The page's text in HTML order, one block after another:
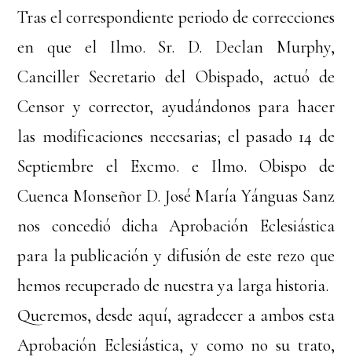
Tras el correspondiente periodo de correcciones
en que el Ilmo. Sr. D. Declan Murphy,
Canciller Secretario del Obispado, actuó de
Censor y corrector, ayudándonos para hacer
las modificaciones necesarias; el pasado 14 de
Septiembre el Excmo. e Ilmo. Obispo de
Cuenca Monseñor D. José María Yánguas Sanz
nos concedió dicha Aprobación Eclesiástica
para la publicación y difusión de este rezo que
hemos recuperado de nuestra ya larga historia.
Queremos, desde aquí, agradecer a ambos esta
Aprobación Eclesiástica, y como no su trato,